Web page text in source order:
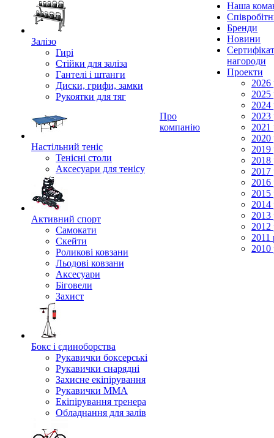
Залізо
Гирі
Стійки для заліза
Гантелі і штанги
Диски, грифи, замки
Рукоятки для тяг
Настільний теніс
Тенісні столи
Аксесуари для тенісу
Активний спорт
Самокати
Скейти
Роликові ковзани
Льодові ковзани
Аксесуари
Біговели
Захист
Бокс і єдиноборства
Рукавички боксерські
Рукавички снарядні
Захисне екіпірування
Рукавички ММА
Екіпірування тренера
Обладнання для залів
Про
компанію
Наша
Бренди
Новини
нагороди
Проекти
2026
2025
2024
2023
2021
2020
2019
2018
2017
2016
2015
2014
2013
2012
2011
2010